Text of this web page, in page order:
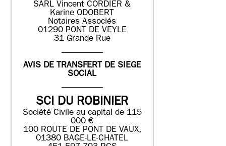
SARL Vincent CORDIER &
Karine ODOBERT
Notaires Associés
01290 PONT DE VEYLE
31 Grande Rue
AVIS DE TRANSFERT DE SIEGE
SOCIAL
SCI DU ROBINIER
Société Civile au capital de 115
000 €
100 ROUTE DE PONT DE VAUX,
01380 BAGE-LE-CHATEL